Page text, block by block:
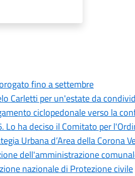
fino a settembre
Carletti per un'estate da
ciclopedonale verso la
ha deciso il Comitato per
Urbana d’Area della Corona
dell'amministrazione
nazionale di Protezione civile